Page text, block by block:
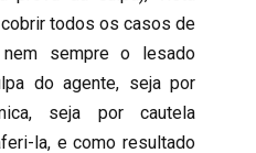
todos os casos de
sempre o lesado
do agente, seja por
seja por cautela
la, e como resultado